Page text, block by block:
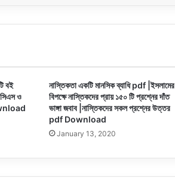
বই
ও
নাস্তিকতা একটি মানসিক ব্যাধি pdf |ইসলামের
বিপক্ষে নাস্তিকদের প্রায় ১৫০ টি প্রশ্নের দাঁত
ভাঙ্গা জবাব |নাস্তিকদের সকল প্রশ্নের উত্তর
pdf Download
January 13, 2020